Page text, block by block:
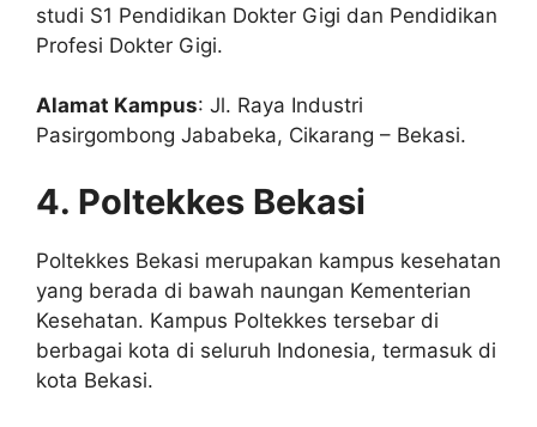
studi S1 Pendidikan Dokter Gigi dan Pendidikan
Profesi Dokter Gigi.
Alamat Kampus: Jl. Raya Industri
Pasirgombong Jababeka, Cikarang – Bekasi.
4. Poltekkes Bekasi
Poltekkes Bekasi merupakan kampus kesehatan
yang berada di bawah naungan Kementerian
Kesehatan. Kampus Poltekkes tersebar di
berbagai kota di seluruh Indonesia, termasuk di
kota Bekasi.